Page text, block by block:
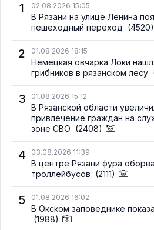
1
02.08.2026 15:05
В Рязани на улице Ленина
пешеходный переход (4520)
2 01.08.2026 18:15
Немецкая овчарка Локи
грибников в рязанском лесу
3 01.08.2026 15:12
В Рязанской области
привлечение граждан на
зоне СВО (2408)
4 03.08.2026 11:39
В центре Рязани фура
троллейбусов (2111)
5 01.08.2026 16:02
В Окском заповеднике
(1988)